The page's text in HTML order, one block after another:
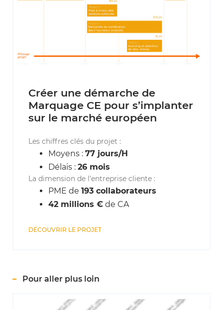
Créer une démarche de
Marquage CE pour s’implanter
sur le marché européen
Les chiffres clés du projet :
Moyens : 77 jours/H
Délais : 26 mois
La dimension de l’entreprise cliente :
PME de 193 collaborateurs
42 millions € de CA
DÉCOUVRIR LE PROJET
Pour aller plus loin